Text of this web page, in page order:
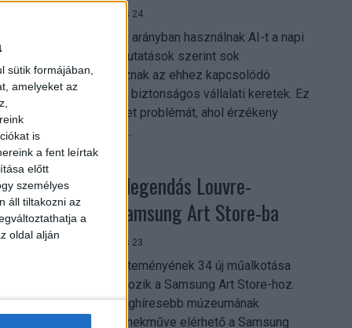
sütik formájában,
amelyeket az
is
a fent leírtak
előtt
személyes
áll tiltakozni az
a
oldal alján
2026. július 24.
A munkavállalók nagy arányban használnak AI-t a napi
munkában, ám friss kutatások szerint sok
szervezetnél hiányoznak az ehhez kapcsolódó
világos irányelvek és biztonságos vállalati keretek. Ez
különösen ott jelenthet problémát, ahol érzékeny
üzleti információkkal...
Megérkezett a legendás Louvre-
gyűjtemény a Samsung Art Store-ba
Digital Center 2026. július 23.
A párizsi Louvre gyűjteményének 34 új műalkotása
most először csatlakozik a Samsung Art Store-hoz.
Ezzel a világ egyik leghíresebb múzeumának
összesen már 51 remekműve elérhető a Samsung